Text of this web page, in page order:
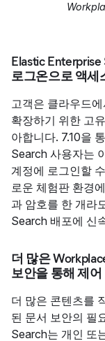
Elastic
로그온으로 액세
고객은 클라우드
확장하기 위한 고
아합니다. 7.10을
Search 사용자는
계정에 로그인할
로운 체험판 환경
과 암호를 한 개라
Search 배포에 신
더 많은
보안을 통해 제
더 많은 콘텐츠를
된 문서 보안의 필
Search는 개인 또